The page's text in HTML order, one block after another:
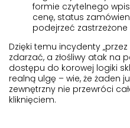
formie czytelnego
cenę, status
podejrzeć zastrzeżone
Dzięki temu incydenty
zdarzać, a złośliwy atak na
dostępu do korowej logiki
realną ulgę – wie, że żaden
zewnętrzny nie przewróci
kliknięciem.